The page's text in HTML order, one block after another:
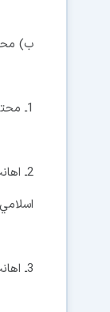
ب)
1ـ محتواي الحادي و مخالف موازين اسلامي( بند 1 ماده 6 قانون مجازات اسلامي)
3ـ اهانت به هر يك از انبياء عظام يا ائمه طاهرين (ع) يا حضرت صديقه طاهره (س) ( ماده 513 قانون مجازات اسلامي)